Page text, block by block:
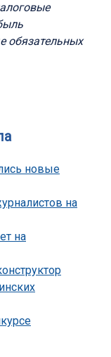
обязательных
новые
на
на